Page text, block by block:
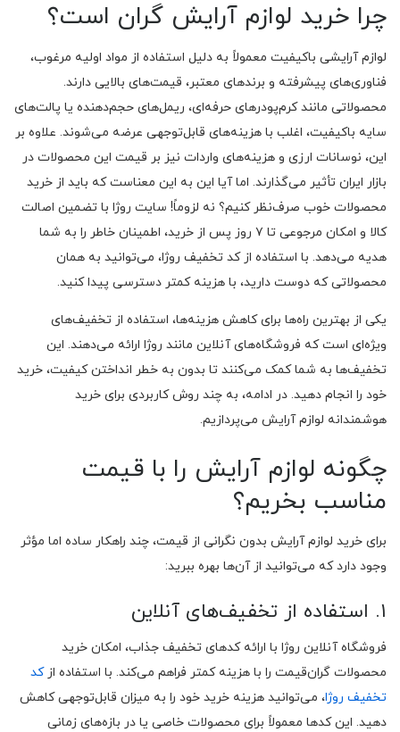
چرا خرید لوازم آرایش گران است؟
لوازم آرایشی باکیفیت معمولاً به دلیل استفاده از مواد اولیه مرغوب،
فناوری‌های پیشرفته و برندهای معتبر، قیمت‌های بالایی دارند.
محصولاتی مانند کرم‌پودرهای حرفه‌ای، ریمل‌های حجم‌دهنده یا پالت‌های
سایه باکیفیت، اغلب با هزینه‌های قابل‌توجهی عرضه می‌شوند. علاوه بر
این، نوسانات ارزی و هزینه‌های واردات نیز بر قیمت این محصولات در
بازار ایران تأثیر می‌گذارند. اما آیا این به این معناست که باید از خرید
محصولات خوب صرف‌نظر کنیم؟ نه لزوماً! سایت روژا با تضمین اصالت
کالا و امکان مرجوعی تا ۷ روز پس از خرید، اطمینان خاطر را به شما
هدیه می‌دهد. با استفاده از کد تخفیف روژا، می‌توانید به همان
محصولاتی که دوست دارید، با هزینه کمتر دسترسی پیدا کنید.
یکی از بهترین راه‌ها برای کاهش هزینه‌ها، استفاده از تخفیف‌های
ویژه‌ای است که فروشگاه‌های آنلاین مانند روژا ارائه می‌دهند. این
تخفیف‌ها به شما کمک می‌کنند تا بدون به خطر انداختن کیفیت، خرید
خود را انجام دهید. در ادامه، به چند روش کاربردی برای خرید
هوشمندانه لوازم آرایش می‌پردازیم.
چگونه لوازم آرایش را با قیمت
مناسب بخریم؟
برای خرید لوازم آرایش بدون نگرانی از قیمت، چند راهکار ساده اما مؤثر
وجود دارد که می‌توانید از آن‌ها بهره ببرید:
۱. استفاده از تخفیف‌های آنلاین
فروشگاه آنلاین روژا با ارائه کدهای تخفیف جذاب، امکان خرید
محصولات گران‌قیمت را با هزینه کمتر فراهم می‌کند. با استفاده ازکد
تخفیف روژا، می‌توانید هزینه خرید خود را به میزان قابل‌توجهی کاهش
دهید. این کدها معمولاً برای محصولات خاصی یا در بازه‌های زمانی